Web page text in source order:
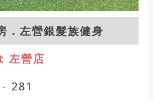
．左營銀髮族健身
營店
281